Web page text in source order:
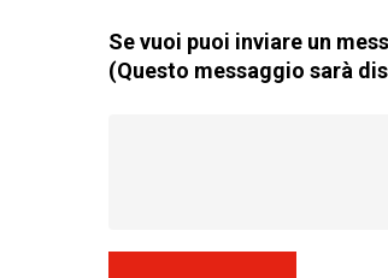
Se vuoi puoi inviare un
(Questo messaggio sarà